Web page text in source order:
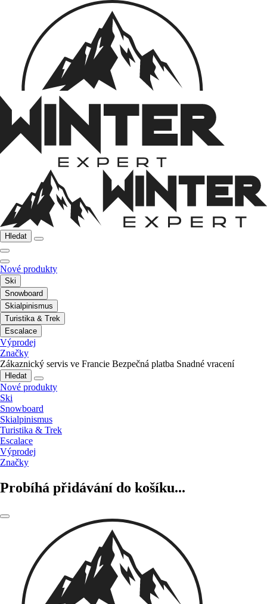
Hledat
Nové produkty
Ski
Snowboard
Skialpinismus
Turistika & Trek
Escalace
Výprodej
Značky
Zákaznický servis ve Francie Bezpečná platba Snadné vracení
Hledat
Nové produkty
Ski
Snowboard
Skialpinismus
Turistika & Trek
Escalace
Výprodej
Značky
Probíhá přidávání do košíku...